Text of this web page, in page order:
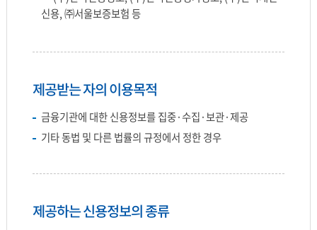
신용, ㈜서울보증보험 등
제공받는 자의 이용목적
금융기관에 대한 신용정보를 집중·수집·보관·제공
기타 동법 및 다른 법률의 규정에서 정한 경우
제공하는 신용정보의 종류